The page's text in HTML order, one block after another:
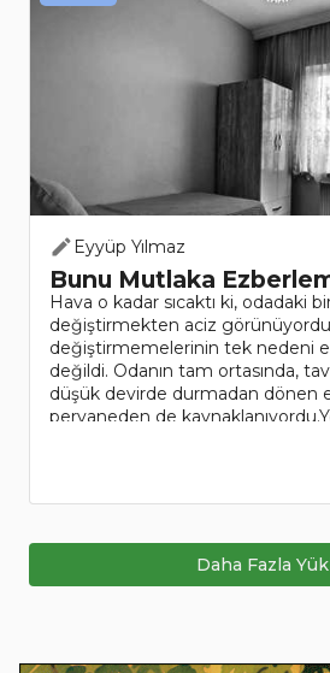
Eyyüp Yılmaz
Bunu Mutlaka
Hava o kadar sıcaktı ki, odadaki
değiştirmekten aciz
değiştirmemelerinin tek nedeni
değildi. Odanın tam ortasında,
düşük devirde durmadan dönen
pervaneden de
Daha Fazla